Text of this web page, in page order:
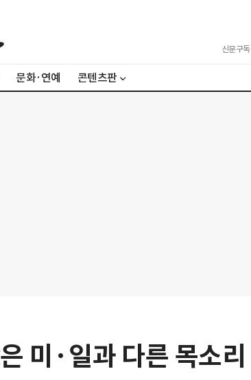
신문구독
문화·연예 콘텐츠판
미·일과 다른 목소리